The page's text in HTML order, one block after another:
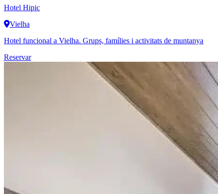
Hotel Hipic
Vielha
Hotel funcional a Vielha. Grups, famílies i activitats de muntanya
Reservar